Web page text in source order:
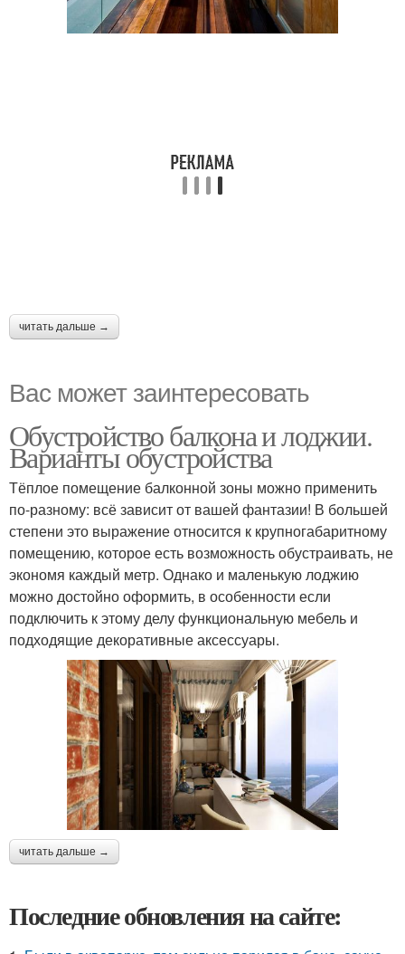
читать дальше →
Вас может заинтересовать
Обустройство балкона и лоджии.
Варианты обустройства
Тёплое помещение балконной зоны можно применить
по-разному: всё зависит от вашей фантазии! В большей
степени это выражение относится к крупногабаритному
помещению, которое есть возможность обустраивать, не
экономя каждый метр. Однако и маленькую лоджию
можно достойно оформить, в особенности если
подключить к этому делу функциональную мебель и
подходящие декоративные аксессуары.
читать дальше →
Последние обновления на сайте: